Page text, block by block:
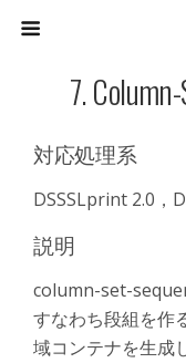
7.
対応処理系
DSSSLprint 2.0，
説明
column-set-
すなわち段組を作
域コンテナを生成